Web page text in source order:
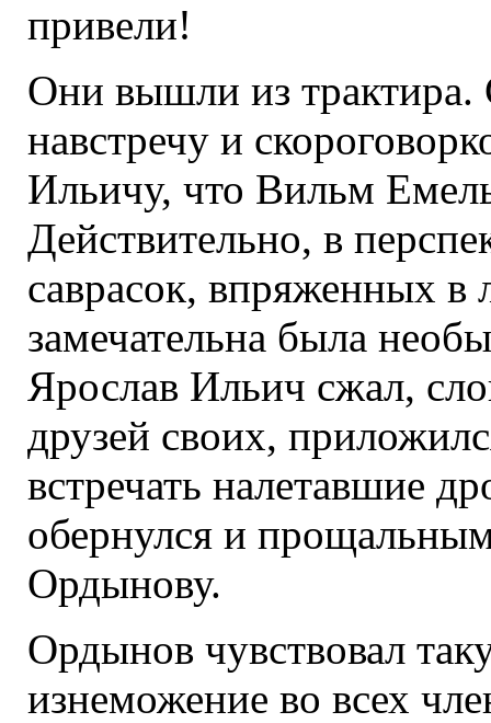
привели!
Они вышли из трактира.
навстречу и
Ильичу, что Вильм
Действительно, в
саврасок, впряженных в
замечательна была
Ярослав Ильич сжал,
друзей своих,
встречать налетавшие
обернулся и
Ордынову.
Ордынов чувствовал
изнеможение во всех